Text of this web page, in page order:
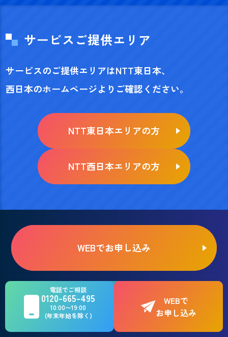
電話でご相談
0120-665-495
10:00〜19:00
(年末年始を除く)
WEBで
お申し込み
サービスご提供エリア
サービスのご提供エリアはNTT東日本、
西日本のホームページよりご確認ください。
NTT東日本エリアの方
NTT西日本エリアの方
WEBでお申し込み
お電話でのご相談はこちら
0120-665-495
10:00〜19:00（年末年始を除く）